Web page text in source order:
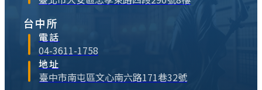
台中所
電話
04-3611-1758
地址
臺中市南屯區文心南六路171巷32號